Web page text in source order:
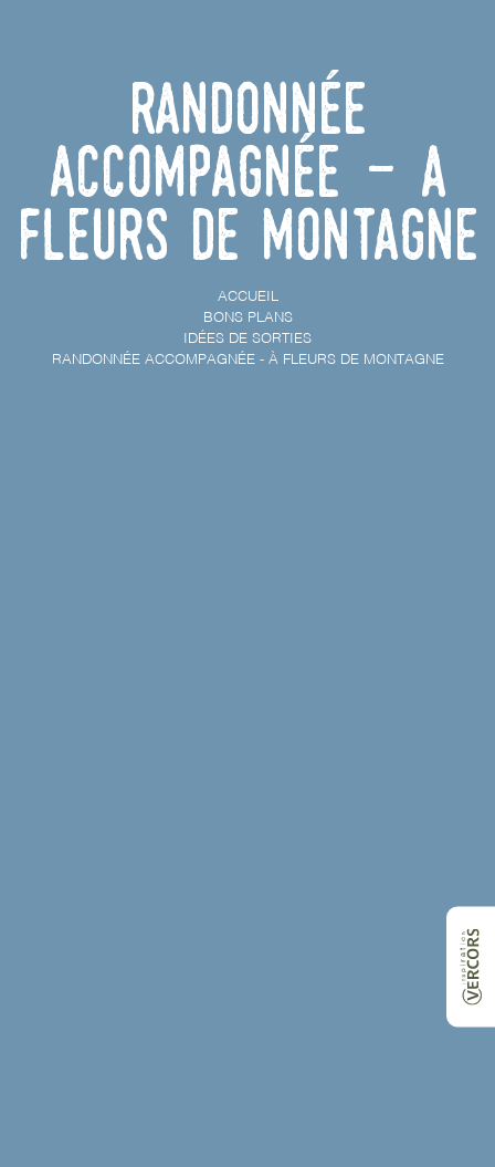
Randonnée
accompagnée - À
Fleurs de Montagne
ACCUEIL
BONS PLANS
IDÉES DE SORTIES
RANDONNÉE ACCOMPAGNÉE - À FLEURS DE MONTAGNE